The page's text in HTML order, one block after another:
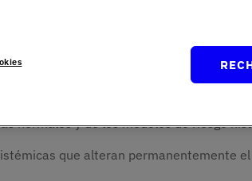
modelos probabilísticos
cumplir tres criterios técnicos:
normales y de los modelos de riesgo
que alteran permanentemente